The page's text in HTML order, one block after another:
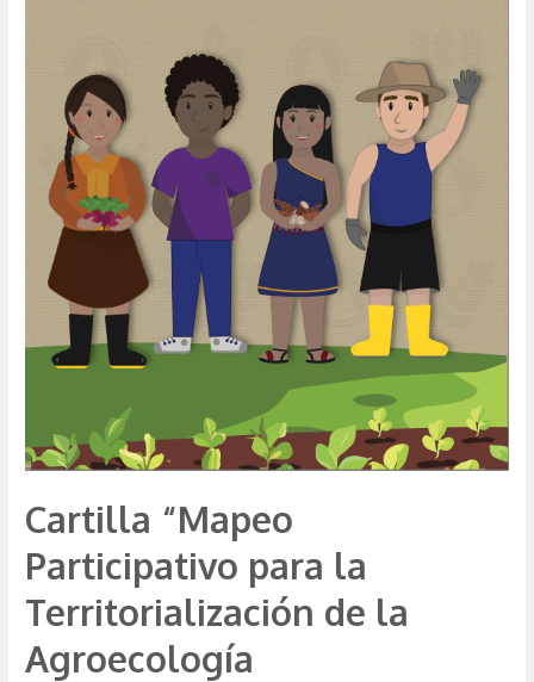
Cartilla “Mapeo
Participativo para la
Territorialización de la
Agroecología